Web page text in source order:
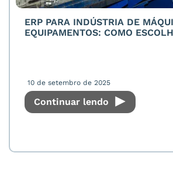
ERP PARA INDÚSTRIA DE
EQUIPAMENTOS: COMO
10 de setembro de 2025
Continuar lendo